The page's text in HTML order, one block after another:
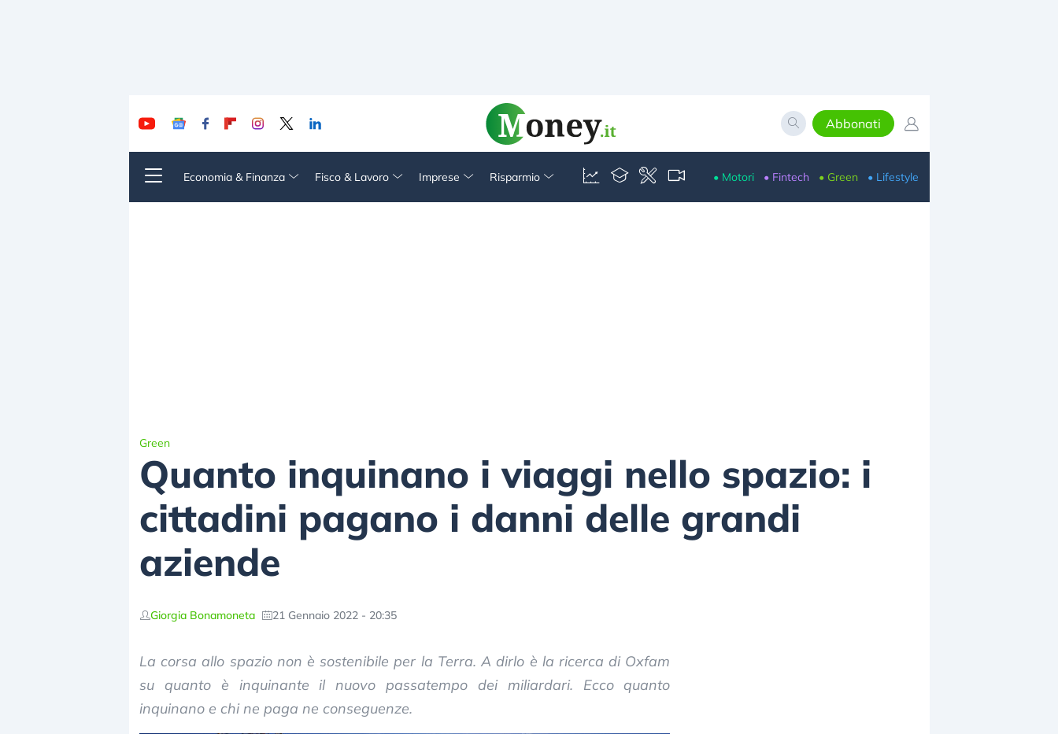
Abbonati
Economia & Finanza Fisco & Lavoro Imprese Risparmio • Motori • Fintech • Green • Lifestyle
Green
Quanto inquinano i viaggi nello spazio: i
cittadini pagano i danni delle grandi
aziende
Giorgia Bonamoneta 21 Gennaio 2022 - 20:35
La corsa allo spazio non è sostenibile per la Terra. A dirlo è la ricerca di Oxfam
su quanto è inquinante il nuovo passatempo dei miliardari. Ecco quanto
inquinano e chi ne paga ne conseguenze.